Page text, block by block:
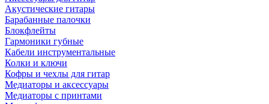
Акустические гитары
Барабанные палочки
Блокфлейты
Гармоники губные
Кабели инструментальные
Колки и ключи
Кофры и чехлы для гитар
Медиаторы и аксессуары
Медиаторы с принтами